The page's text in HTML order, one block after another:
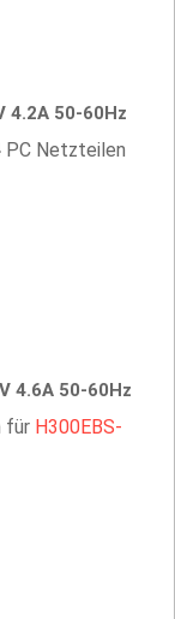
4.2A 50-60Hz
PC Netzteilen
4.6A 50-60Hz
für H300EBS-